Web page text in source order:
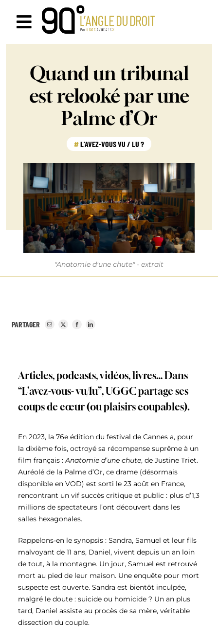
contenuNavigation
bascule
Quand un tribunal
est relooké par une
Palme d’Or
L’AVEZ-VOUS VU / LU ?
"Anatomie d'une chute" - extrait
PARTAGER
Articles, podcasts, vidéos, livres… Dans
“L’avez-vous- vu/lu”, UGGC partage ses
coups de cœur (ou plaisirs coupables).
En 2023, la 76e édition du festival de Cannes a, pour
la dixième fois, octroyé sa récompense suprême à un
film français :Anatomie d’une chute, de Justine Triet.
Auréolé de la Palme d’Or, ce drame (désormais
disponible en VOD) est sorti le 23 août en France,
rencontrant un vif succès critique et public : plus d’1,3
millions de spectateurs l’ont découvert dans les
salles hexagonales.
Rappelons-en le synopsis : Sandra, Samuel et leur fils
malvoyant de 11 ans, Daniel, vivent depuis un an loin
de tout, à la montagne. Un jour, Samuel est retrouvé
mort au pied de leur maison. Une enquête pour mort
suspecte est ouverte. Sandra est bientôt inculpée,
malgré le doute : suicide ou homicide ? Un an plus
tard, Daniel assiste au procès de sa mère, véritable
dissection du couple.